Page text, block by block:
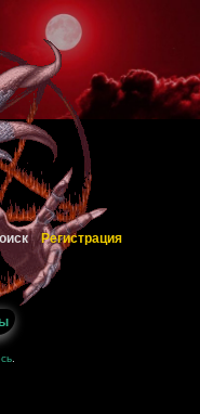
Регистрация